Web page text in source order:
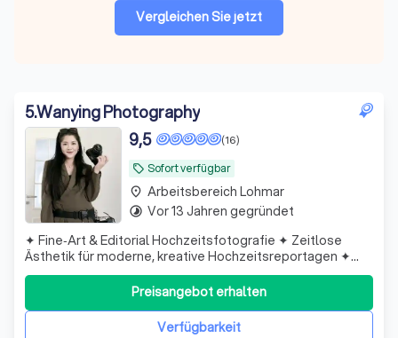
Vergleichen Sie jetzt
5.Wanying Photography
local_offer Sofort verfügbar
(16)
9,5
✦ Fine‑Art & Editorial Hochzeitsfotografie ✦ Zeitlose
Ästhetik für moderne, kreative Hochzeitsreportagen ✦
Kurze Antwortzeiten & schnelle, zuverlässige
Arbeitsweise ✦ Highlight‑Video als Geschenk
Verfügbarkeit
Preisangebot erhalten
place Arbeitsbereich Lohmar
timelapse Vor 13 Jahren gegründet